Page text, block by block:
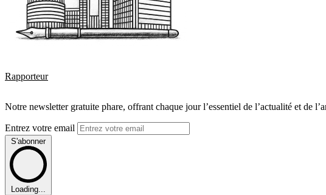
Rapporteur
Notre newsletter gratuite phare, offrant chaque jour l’essentiel de l’actualité et de
Entrez votre email
S'abonner
Loading...